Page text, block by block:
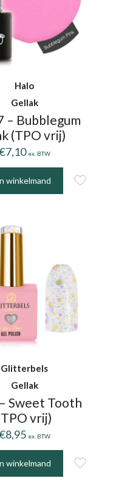
Halo
Gellak
– Bubblegum
(TPO vrij)
7,10 ex. BTW
winkelmand
Glitterbels
Gellak
Sweet Tooth
vrij)
8,95 ex. BTW
winkelmand